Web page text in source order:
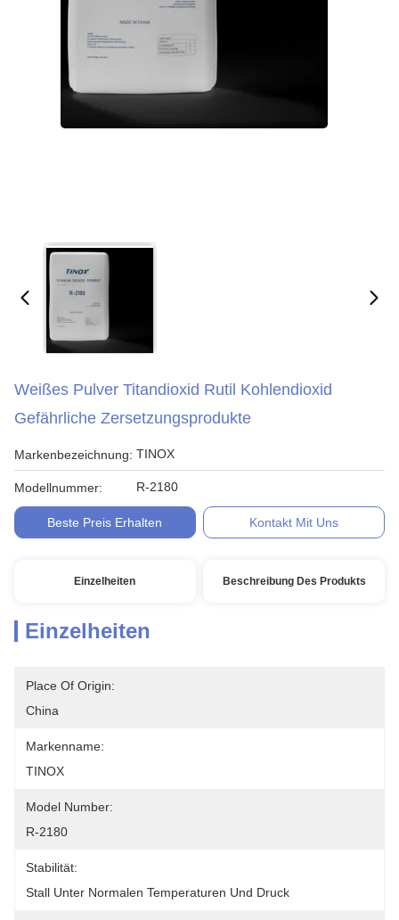
Weißes Pulver Titandioxid Rutil Kohlendioxid
Gefährliche Zersetzungsprodukte
Markenbezeichnung: TINOX
Modellnummer: R-2180
Beste Preis Erhalten Kontakt Mit Uns
Einzelheiten Beschreibung Des Produkts
Einzelheiten
Place Of Origin:
China
Markenname:
TINOX
Model Number:
R-2180
Stabilität:
Stall Unter Normalen Temperaturen Und Druck